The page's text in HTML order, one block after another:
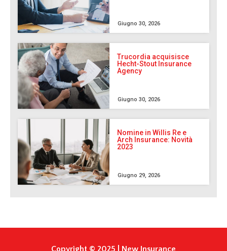
Giugno 30, 2026
Trucordia acquisisce
Hecht-Stout Insurance
Agency
Giugno 30, 2026
Nomine in Willis Re e
Arch Insurance: Novità
2023
Giugno 29, 2026
Copyright © 2025 | New Insurance